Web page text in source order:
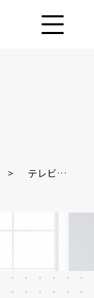
テレビボード